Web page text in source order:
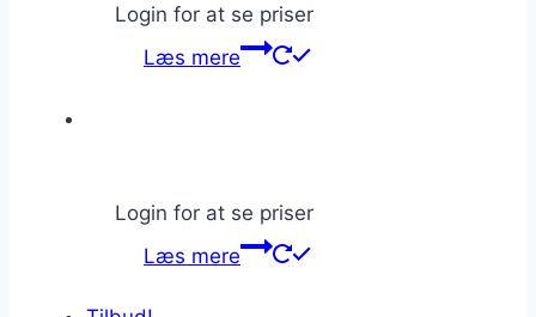
Login for at se priser
Læs mere
Login for at se priser
Læs mere